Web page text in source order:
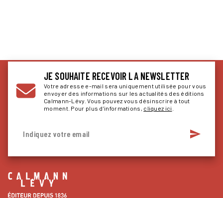
JE SOUHAITE RECEVOIR LA NEWSLETTER
Votre adresse e-mail sera uniquement utilisée pour vous
envoyer des informations sur les actualités des éditions
Calmann-Lévy. Vous pouvez vous désinscrire à tout
moment. Pour plus d’informations, cliquez ici
Indiquez votre email send